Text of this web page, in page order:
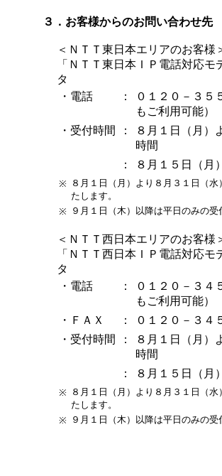
３．お客様からのお問い合わせ先
＜ＮＴＴ東日本エリアのお客様
「ＮＴＴ東日本ＩＰ電話対応
タ
・電話
：
０１２０－３５
もご利用可能）
・受付時間
：
８月１日（月
時間
：
８月１５日（
※ ８月１日（月）より８月３１日（
たします。
※ ９月１日（木）以降は平日のみの受
＜ＮＴＴ西日本エリアのお客様
「ＮＴＴ西日本ＩＰ電話対応
タ
・電話
：
０１２０－３４
もご利用可能）
・ＦＡＸ
：
０１２０－３４
・受付時間
：
８月１日（月
時間
：
８月１５日（
※ ８月１日（月）より８月３１日（
たします。
※ ９月１日（木）以降は平日のみの受